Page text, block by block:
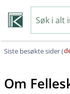
Siste besøkte sider (
Om